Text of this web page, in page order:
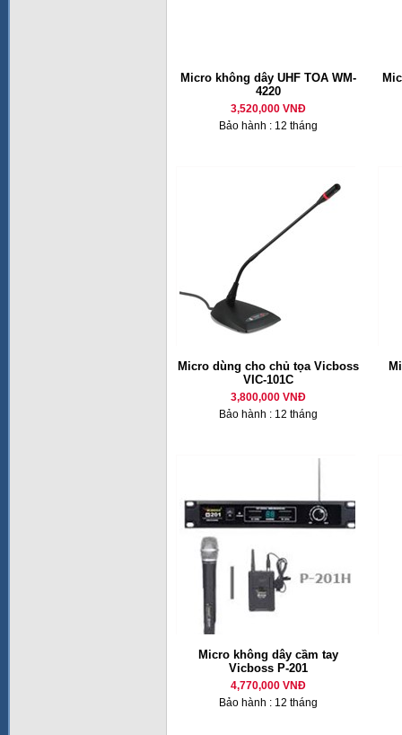
Micro không dây UHF TOA WM-
4220
3,520,000 VNĐ
Bảo hành : 12 tháng
Micro dùng cho chủ tọa Vicboss
VIC-101C
3,800,000 VNĐ
Bảo hành : 12 tháng
Micro không dây cầm tay
Vicboss P-201
4,770,000 VNĐ
Bảo hành : 12 tháng